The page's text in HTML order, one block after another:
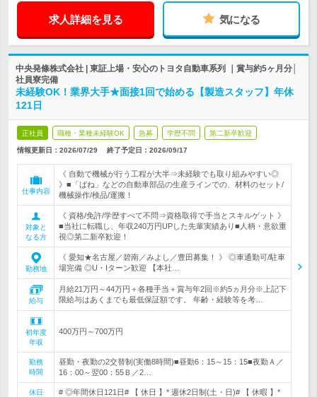
求人詳細を見る 気になる
中央発條株式会社 | 東証上場・安心のトヨタ自動車系列 ｜賞与約5ヶ月分│
社員寮完備
未経験OK！業界大手★面接1回で始める【製造スタッフ】年休
121日
正社員 職種・業種未経験OK 急募 学歴不問 第二新卒歓迎
情報更新日：2026/07/29 終了予定日： 2026/09/17
仕事内容
《 自動で機械が行う工程が大半⇒未経験でも取り組みやすい◎
》■「ばね」などの自動車部品の生産ラインでの、材料のセット/
機械操作/検品/運搬！
対象と
なる方
《 資格/免許/学歴すべて不問⇒資格取得で手当とスキルゲット 》
■当社に転職し、年収240万円UPした先輩実績あり■人柄・意欲重
視◎第二新卒歓迎！
勤務地
《 愛知★名古屋／碧南／みよし／豊田募集！ 》 ◎車通勤可/駐車
場完備 ◎U・Iターン歓迎 【本社…
給与
月給21万円～44万円＋各種手当＋賞与年2回※約5ヵ月分※上記下
限給与はあくまでも最低保証額です。 年齢・経験等を考…
初年度
年収
400万円～700万円
勤務
時間
昼勤・夜勤の2交替制(実働8時間)■昼勤6：15～15：15■夜勤Ａ／
16：00～翌00：55Ｂ／2…
休日
# ◎年間休日121日# 【 休日 】* 週休2日制(土・日)# 【 休暇 】*